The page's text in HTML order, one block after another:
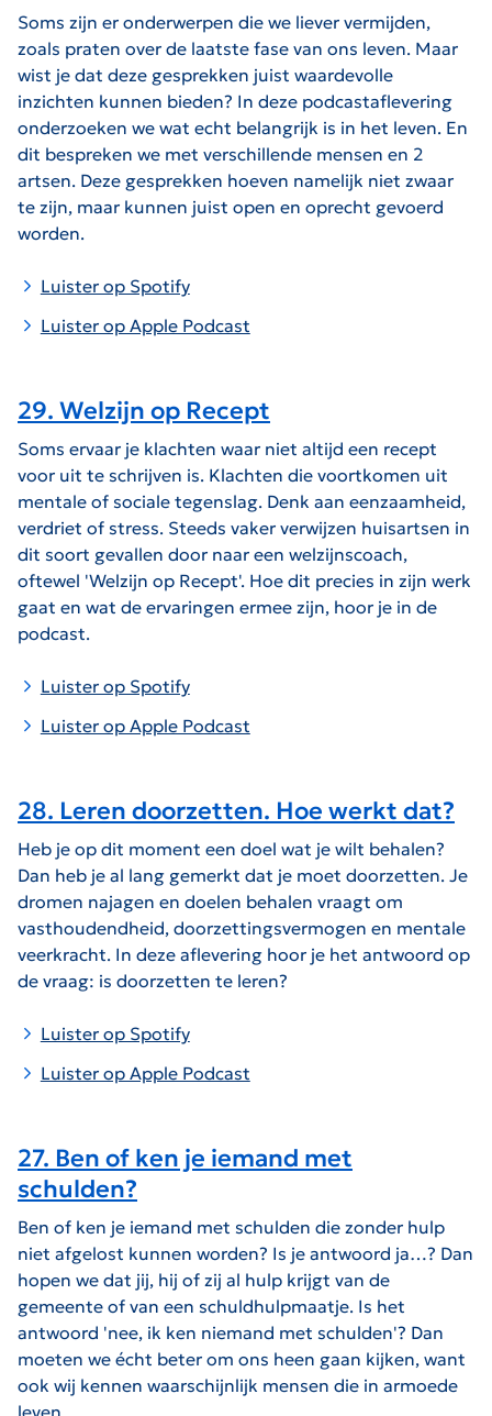
Soms zijn er onderwerpen die we liever vermijden,
zoals praten over de laatste fase van ons leven. Maar
wist je dat deze gesprekken juist waardevolle
inzichten kunnen bieden? In deze podcastaflevering
onderzoeken we wat echt belangrijk is in het leven. En
dit bespreken we met verschillende mensen en 2
artsen. Deze gesprekken hoeven namelijk niet zwaar
te zijn, maar kunnen juist open en oprecht gevoerd
worden.
Luister op Spotify
Luister op Apple Podcast
29. Welzijn op Recept
Soms ervaar je klachten waar niet altijd een recept
voor uit te schrijven is. Klachten die voortkomen uit
mentale of sociale tegenslag. Denk aan eenzaamheid,
verdriet of stress. Steeds vaker verwijzen huisartsen in
dit soort gevallen door naar een welzijnscoach,
oftewel 'Welzijn op Recept'. Hoe dit precies in zijn werk
gaat en wat de ervaringen ermee zijn, hoor je in de
podcast.
Luister op Spotify
Luister op Apple Podcast
28. Leren doorzetten. Hoe werkt dat?
Heb je op dit moment een doel wat je wilt behalen?
Dan heb je al lang gemerkt dat je moet doorzetten. Je
dromen najagen en doelen behalen vraagt om
vasthoudendheid, doorzettingsvermogen en mentale
veerkracht. In deze aflevering hoor je het antwoord op
de vraag: is doorzetten te leren?
Luister op Spotify
Luister op Apple Podcast
27. Ben of ken je iemand met
schulden?
Ben of ken je iemand met schulden die zonder hulp
niet afgelost kunnen worden? Is je antwoord ja…? Dan
hopen we dat jij, hij of zij al hulp krijgt van de
gemeente of van een schuldhulpmaatje. Is het
antwoord 'nee, ik ken niemand met schulden'? Dan
moeten we écht beter om ons heen gaan kijken, want
ook wij kennen waarschijnlijk mensen die in armoede
leven.